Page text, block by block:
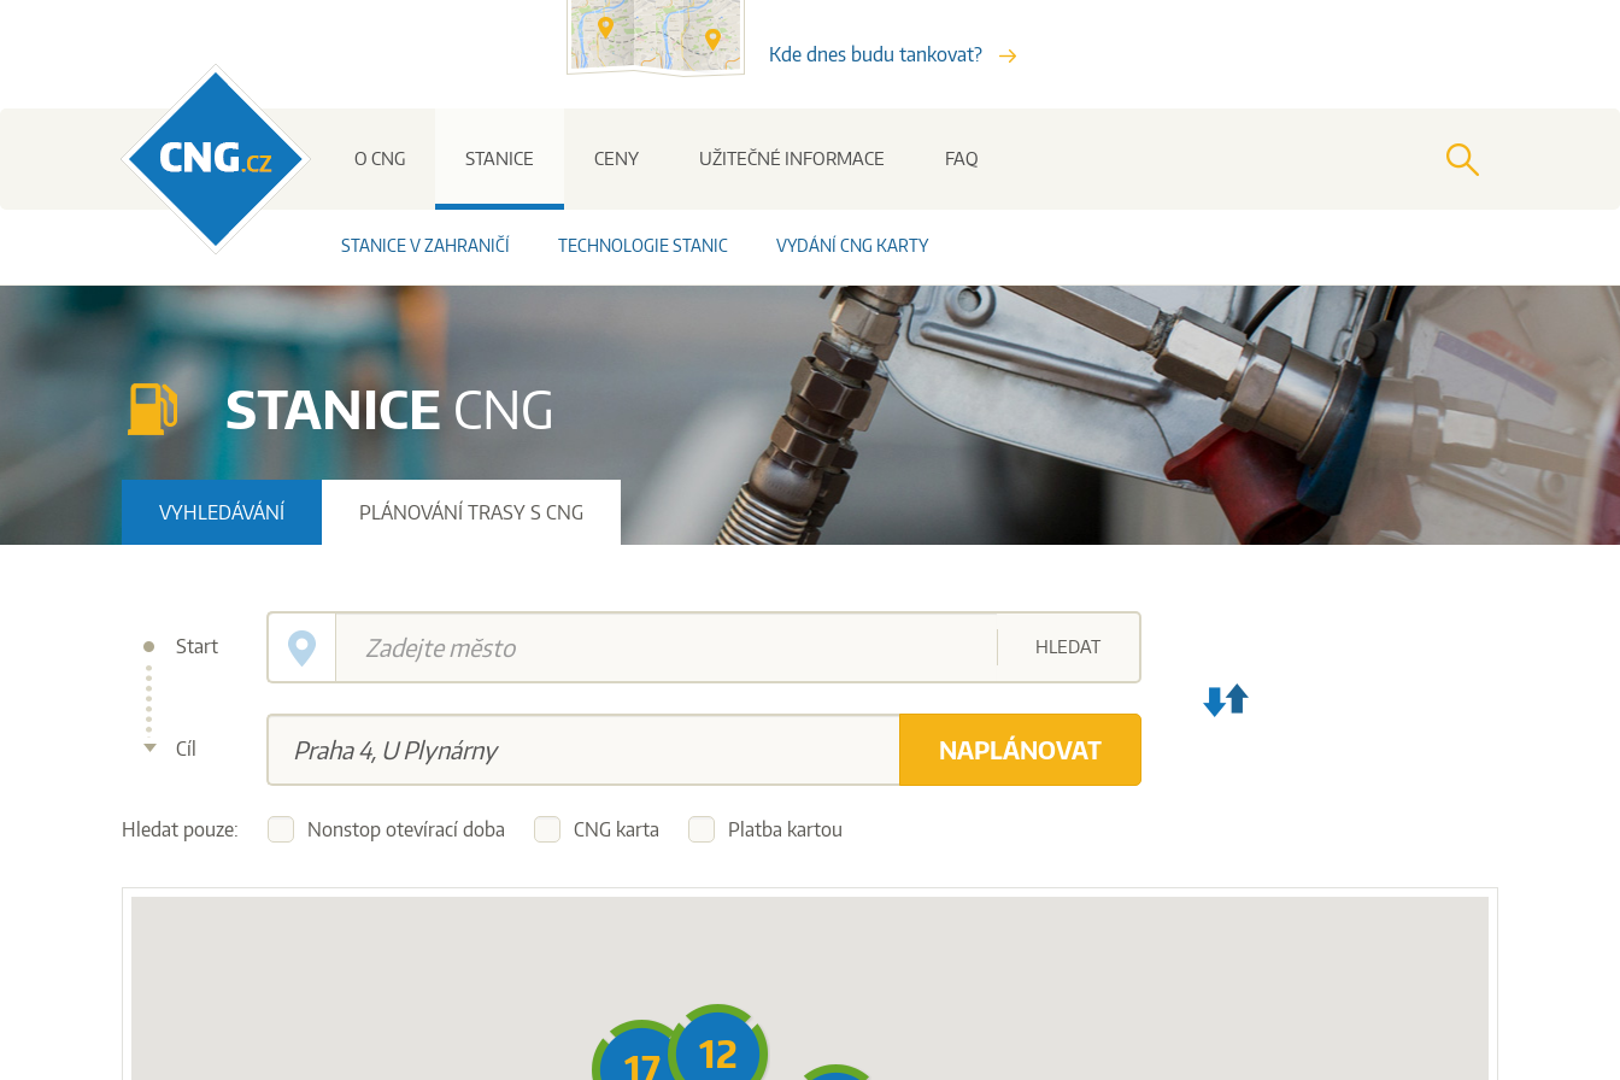
Kde dnes budu tankovat?
CNG.cz O CNG STANICE
STANICE V ZAHRANIČÍ TECHNOLOGIE STANIC VYDÁNÍ CNG KARTY
CENY UŽITEČNÉ INFORMACE FAQ vyhledat
STANICECNG
VYHLEDÁVÁNÍ PLÁNOVÁNÍ TRASY S CNG
Start HLEDAT
Cíl NAPLÁNOVAT
Hledat pouze: Nonstop otevírací doba CNG karta Platba kartou
VYMĚNIT
17 12